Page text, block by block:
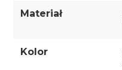
Materiał
Kolor